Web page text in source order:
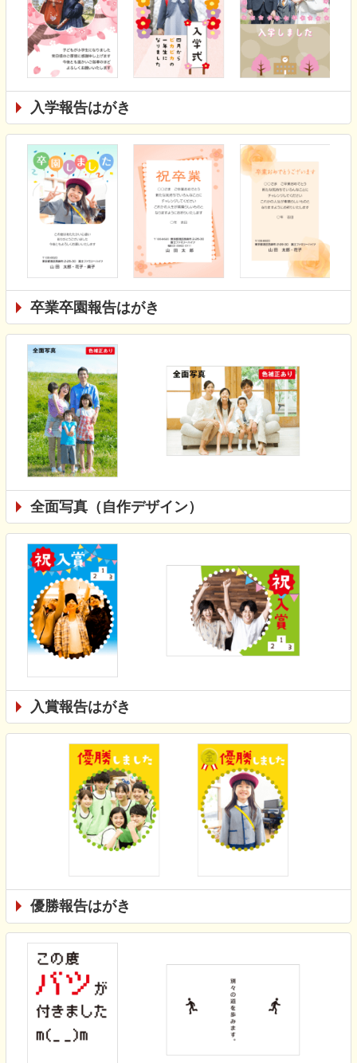
入学報告はがき
卒業卒園報告はがき
全面写真（自作デザイン）
入賞報告はがき
優勝報告はがき